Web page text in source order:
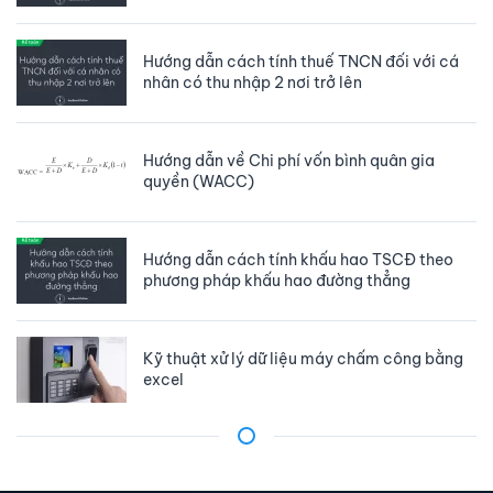
Hướng dẫn cách tính thuế TNCN đối với cá
nhân có thu nhập 2 nơi trở lên
Hướng dẫn về Chi phí vốn bình quân gia
quyền (WACC)
Hướng dẫn cách tính khấu hao TSCĐ theo
phương pháp khấu hao đường thẳng
Kỹ thuật xử lý dữ liệu máy chấm công bằng
excel